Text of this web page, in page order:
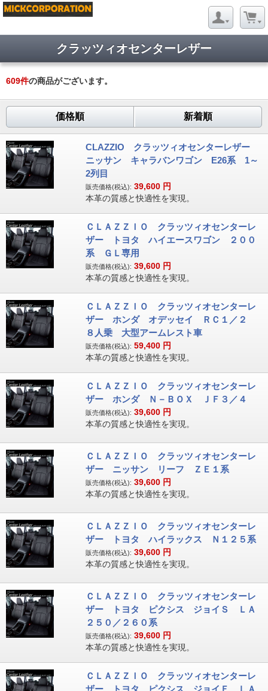
クラッツィオセンターレザー
609件の商品がございます。
価格順 新着順
CLAZZIO クラッツィオセンターレザー
ニッサン キャラバンワゴン E26系 1～
2列目
販売価格(税込): 39,600 円
本革の質感と快適性を実現。
ＣＬＡＺＺＩＯ クラッツィオセンターレ
ザー トヨタ ハイエースワゴン ２００
系 ＧＬ専用
販売価格(税込): 39,600 円
本革の質感と快適性を実現。
ＣＬＡＺＺＩＯ クラッツィオセンターレ
ザー ホンダ オデッセイ ＲＣ１／２
８人乗 大型アームレスト車
販売価格(税込): 59,400 円
本革の質感と快適性を実現。
ＣＬＡＺＺＩＯ クラッツィオセンターレ
ザー ホンダ Ｎ－ＢＯＸ ＪＦ３／４
販売価格(税込): 39,600 円
本革の質感と快適性を実現。
ＣＬＡＺＺＩＯ クラッツィオセンターレ
ザー ニッサン リーフ ＺＥ１系
販売価格(税込): 39,600 円
本革の質感と快適性を実現。
ＣＬＡＺＺＩＯ クラッツィオセンターレ
ザー トヨタ ハイラックス Ｎ１２５系
販売価格(税込): 39,600 円
本革の質感と快適性を実現。
ＣＬＡＺＺＩＯ クラッツィオセンターレ
ザー トヨタ ピクシス ジョイＳ ＬＡ
２５０／２６０系
販売価格(税込): 39,600 円
本革の質感と快適性を実現。
ＣＬＡＺＺＩＯ クラッツィオセンターレ
ザー トヨタ ピクシス ジョイＦ ＬＡ